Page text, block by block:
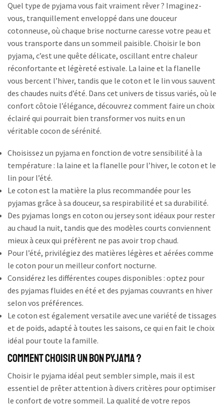
Quel type de pyjama vous fait vraiment rêver ? Imaginez-
vous, tranquillement enveloppé dans une douceur
cotonneuse, où chaque brise nocturne caresse votre peau et
vous transporte dans un sommeil paisible. Choisir le bon
pyjama, c’est une quête délicate, oscillant entre chaleur
réconfortante et légèreté estivale. La laine et la flanelle
vous bercent l’hiver, tandis que le coton et le lin vous sauvent
des chaudes nuits d’été. Dans cet univers de tissus variés, où le
confort côtoie l’élégance, découvrez comment faire un choix
éclairé qui pourrait bien transformer vos nuits en un
véritable cocon de sérénité.
Choisissez un pyjama en fonction de votre sensibilité à la
température : la laine et la flanelle pour l’hiver, le coton et le
lin pour l’été.
Le coton est la matière la plus recommandée pour les
pyjamas grâce à sa douceur, sa respirabilité et sa durabilité.
Des pyjamas longs en coton ou jersey sont idéaux pour rester
au chaud la nuit, tandis que des modèles courts conviennent
mieux à ceux qui préfèrent ne pas avoir trop chaud.
Pour l’été, privilégiez des matières légères et aérées comme
le coton pour un meilleur confort nocturne.
Considérez les différentes coupes disponibles : optez pour
des pyjamas fluides en été et des pyjamas couvrants en hiver
selon vos préférences.
Le coton est également versatile avec une variété de tissages
et de poids, adapté à toutes les saisons, ce qui en fait le choix
idéal pour toute la famille.
Comment choisir un bon pyjama ?
Choisir le pyjama idéal peut sembler simple, mais il est
essentiel de prêter attention à divers critères pour optimiser
le confort de votre sommeil. La qualité de votre repos